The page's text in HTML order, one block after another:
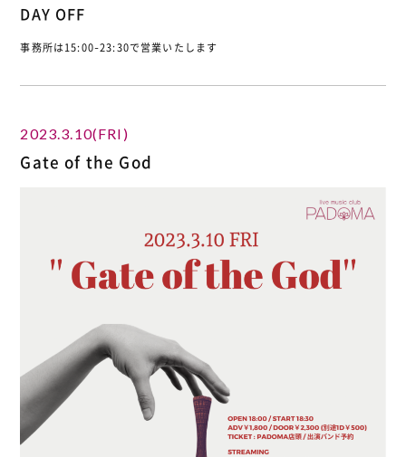
DAY OFF
事務所は15:00-23:30で営業いたします
2023.3.10(FRI)
Gate of the God